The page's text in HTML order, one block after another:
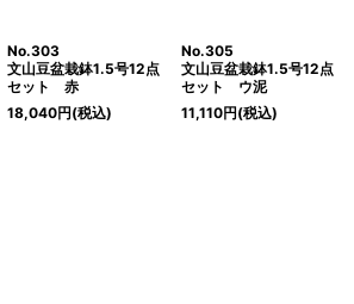
No.303
文山豆盆栽鉢1.5号12点
セット 赤
18,040円(税込)
No.305
文山豆盆栽鉢1.5号12点
セット ウ泥
11,110円(税込)